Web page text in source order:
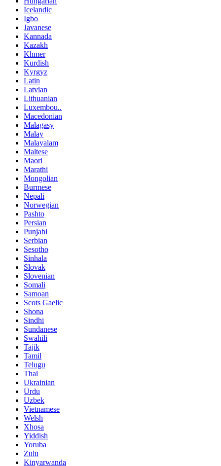
Icelandic
Igbo
Javanese
Kannada
Kazakh
Khmer
Kurdish
Kyrgyz
Latin
Latvian
Lithuanian
Luxembou..
Macedonian
Malagasy
Malay
Malayalam
Maltese
Maori
Marathi
Mongolian
Burmese
Nepali
Norwegian
Pashto
Persian
Punjabi
Serbian
Sesotho
Sinhala
Slovak
Slovenian
Somali
Samoan
Scots Gaelic
Shona
Sindhi
Sundanese
Swahili
Tajik
Tamil
Telugu
Thai
Ukrainian
Urdu
Uzbek
Vietnamese
Welsh
Xhosa
Yiddish
Yoruba
Zulu
Kinyarwanda